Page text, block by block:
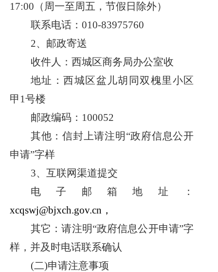
17:00（周一至周五，节假日除外）
联系电话： 010-83975760
2、 邮政寄送
收件人： 西城区商务局办公室收
地址：西城区盆儿胡同双槐里小区
甲1号楼
邮政编码： 100052
其他：信封上请注明 “政府信息公开
申请”字样
3、 互联网渠道提交
电子邮箱地址：
xcqswj@bjxch.gov.cn ，
其它：请注明“政府信息公开申请”字
样，并及时电话联系确认
(二)申请注意事项